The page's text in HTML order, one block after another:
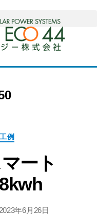
例
ート
2023年6月26日